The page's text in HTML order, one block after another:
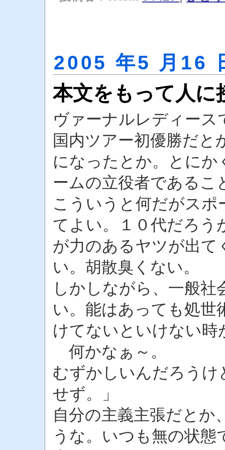
2005 年5 月16
本文をもって人に
ヴァーナルレディー
国内ツアー初優勝だと
になったとか。とにか
ームの立役者であるこ
こういうと何だがス
てよい。１０代だろう
が力のあるヤツが出て
い。胡散臭くない。
しかしながら、一般
い。能はあっても処世
けてないといけない時
何かなぁ～。
むずかしいんだろうけ
せず。」
自分の主義主張だとか
うな。いつも無の状態